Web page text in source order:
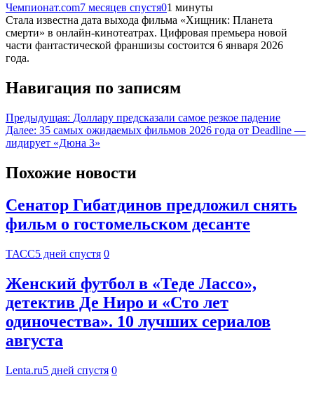
Чемпионат.com7 месяцев спустя01 минуты
Стала известна дата выхода фильма «Хищник: Планета
смерти» в онлайн-кинотеатрах. Цифровая премьера новой
части фантастической франшизы состоится 6 января 2026
года.
Навигация по записям
Предыдущая: Доллару предсказали самое резкое падение
Далее: 35 самых ожидаемых фильмов 2026 года от Deadline —
лидирует «Дюна 3»
Похожие новости
Сенатор Гибатдинов предложил снять
фильм о гостомельском десанте
ТАСС5 дней спустя 0
Женский футбол в «Теде Лассо»,
детектив Де Ниро и «Сто лет
одиночества». 10 лучших сериалов
августа
Lenta.ru5 дней спустя 0